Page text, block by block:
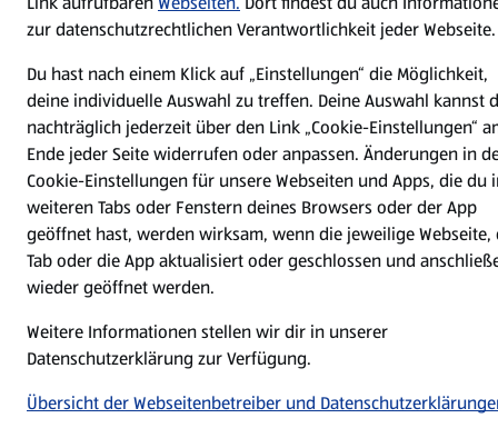
Nutzungsbedingungen
Security Policy
zur datenschutzrechtlichen Verantwortlichkeit jeder Webseite.
Du hast nach einem Klick auf „Einstellungen“ die Möglichkeit,
deine individuelle Auswahl zu treffen. Deine Auswahl kannst
nachträglich jederzeit über den Link „Cookie-Einstellungen“
Ende jeder Seite widerrufen oder anpassen. Änderungen in
Cookie-Einstellungen für unsere Webseiten und Apps, die du
weiteren Tabs oder Fenstern deines Browsers oder der App
geöffnet hast, werden wirksam, wenn die jeweilige Webseite,
Tab oder die App aktualisiert oder geschlossen und
wieder geöffnet werden.
Weitere Informationen stellen wir dir in unserer
Datenschutzerklärung zur Verfügung.
Übersicht der Webseitenbetreiber und